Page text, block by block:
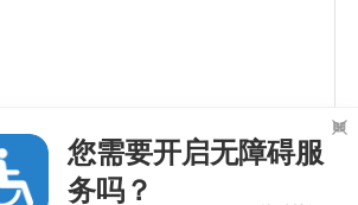
您需要开启无障碍服
务吗？
